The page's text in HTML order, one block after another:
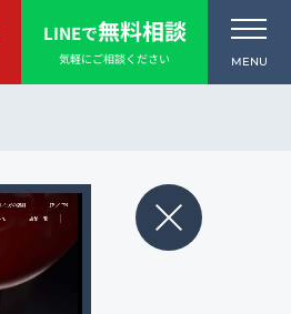
LINEで無料相談
気軽にご相談ください